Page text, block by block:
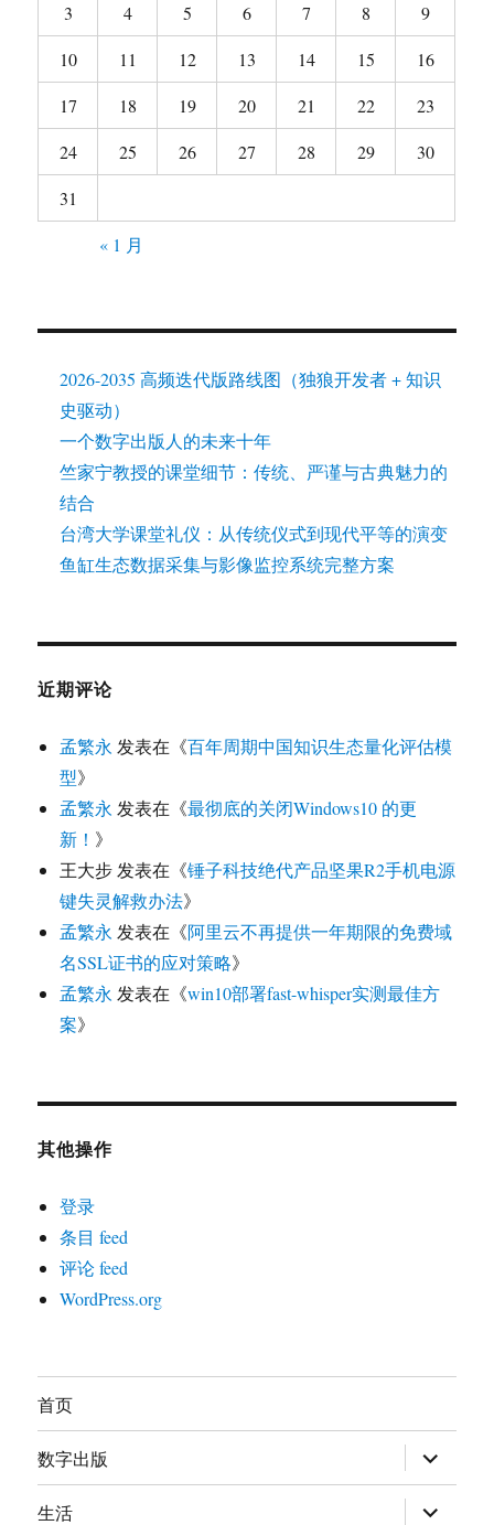
3
4 5 6 7 8
9
10
11 12 13 14 15
16
17
18 19 20 21 22
23
24
25 26 27 28 29
30
31
« 1 月
2026-2035 高频迭代版路线图（独狼开发者 + 知识
史驱动）
一个数字出版人的未来十年
竺家宁教授的课堂细节：传统、严谨与古典魅力的
结合
台湾大学课堂礼仪：从传统仪式到现代平等的演变
鱼缸生态数据采集与影像监控系统完整方案
近期评论
孟繁永 发表在《百年周期中国知识生态量化评估模
型》
孟繁永 发表在《最彻底的关闭Windows10 的更
新！ 》
王大步 发表在《锤子科技绝代产品坚果R2手机电源
键失灵解救办法》
孟繁永 发表在《阿里云不再提供一年期限的免费域
名SSL证书的应对策略》
孟繁永 发表在《win10部署fast-whisper实测最佳方
案》
其他操作
登录
条目 feed
评论 feed
WordPress.org
首页
数字出版 展
开
子
菜
生活 展